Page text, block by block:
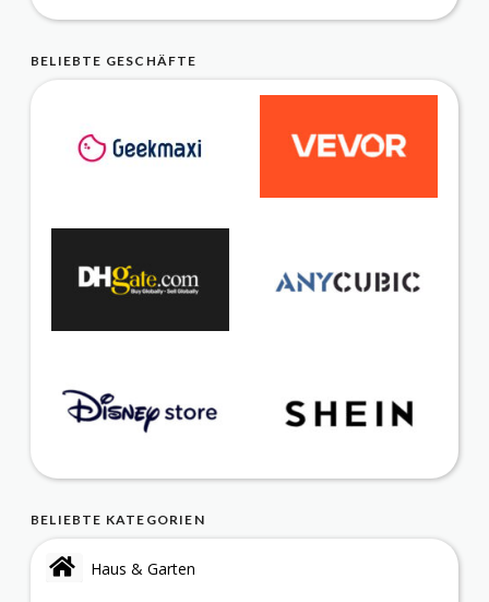
BELIEBTE GESCHÄFTE
BELIEBTE KATEGORIEN
Haus & Garten